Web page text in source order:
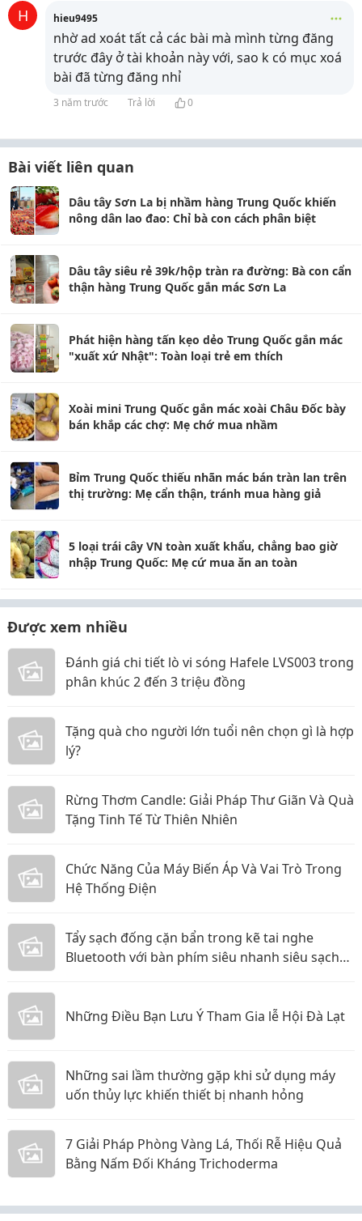
H hieu9495
nhờ ad xoát tất cả các bài mà mình từng đăng
trước đây ở tài khoản này với, sao k có mục xoá
bài đã từng đăng nhỉ
3 năm trước Trả lời 0
Bài viết liên quan
Dâu tây Sơn La bị nhầm hàng Trung Quốc khiến
nông dân lao đao: Chỉ bà con cách phân biệt
Dâu tây siêu rẻ 39k/hộp tràn ra đường: Bà con cẩn
thận hàng Trung Quốc gắn mác Sơn La
Phát hiện hàng tấn kẹo dẻo Trung Quốc gắn mác
"xuất xứ Nhật": Toàn loại trẻ em thích
Xoài mini Trung Quốc gắn mác xoài Châu Đốc bày
bán khắp các chợ: Mẹ chớ mua nhầm
Bỉm Trung Quốc thiếu nhãn mác bán tràn lan trên
thị trường: Mẹ cẩn thận, tránh mua hàng giả
5 loại trái cây VN toàn xuất khẩu, chẳng bao giờ
nhập Trung Quốc: Mẹ cứ mua ăn an toàn
Được xem nhiều
Đánh giá chi tiết lò vi sóng Hafele LVS003 trong
phân khúc 2 đến 3 triệu đồng
Tặng quà cho người lớn tuổi nên chọn gì là hợp
lý?
Rừng Thơm Candle: Giải Pháp Thư Giãn Và Quà
Tặng Tinh Tế Từ Thiên Nhiên
Chức Năng Của Máy Biến Áp Và Vai Trò Trong
Hệ Thống Điện
Tẩy sạch đống cặn bẩn trong kẽ tai nghe
Bluetooth với bàn phím siêu nhanh siêu sạch
Những Điều Bạn Lưu Ý Tham Gia lễ Hội Đà Lạt
Những sai lầm thường gặp khi sử dụng máy
uốn thủy lực khiến thiết bị nhanh hỏng
7 Giải Pháp Phòng Vàng Lá, Thối Rễ Hiệu Quả
Bằng Nấm Đối Kháng Trichoderma